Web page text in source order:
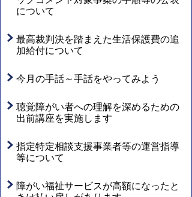
について
最高裁判決を踏まえた生活保護費の追
加給付について
今月の手話～手話をやってみよう
聴覚障がい者への理解を深めるための
出前講座を実施します
指定特定相談支援事業者等の運営指導
等について
障がい福祉サービスが高額になったと